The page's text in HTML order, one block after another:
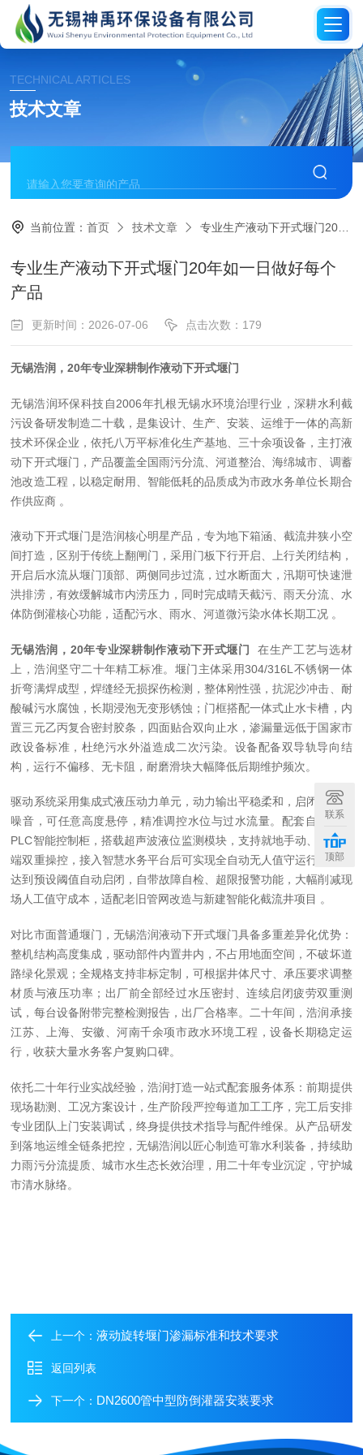
TECHNICAL ARTICLES
技术文章
当前位置：首页 技术文章 专业生产液动下开式堰门20年如一日做好每个产品
专业生产液动下开式堰门20年如一日做好每个
产品
更新时间：2026-07-06 点击次数：179
无锡浩润，20年专业深耕制作液动下开式堰门
无锡浩润环保科技自2006年扎根无锡水环境治理行业，深耕水利截
污设备研发制造二十载，是集设计、生产、安装、运维于一体的高新
技术环保企业，依托八万平标准化生产基地、三十余项设备，主打液
动下开式堰门，产品覆盖全国雨污分流、河道整治、海绵城市、调蓄
池改造工程，以稳定耐用、智能低耗的品质成为市政水务单位长期合
作供应商 。
液动下开式堰门是浩润核心明星产品，专为地下箱涵、截流井狭小空
间打造，区别于传统上翻闸门，采用门板下行开启、上行关闭结构，
开启后水流从堰门顶部、两侧同步过流，过水断面大，汛期可快速泄
洪排涝，有效缓解城市内涝压力，同时完成晴天截污、雨天分流、水
体防倒灌核心功能，适配污水、雨水、河道微污染水体长期工况 。
无锡浩润，20年专业深耕制作液动下开式堰门
在生产工艺与选材
上，浩润坚守二十年精工标准。堰门主体采用304/316L不锈钢一体
折弯满焊成型，焊缝经无损探伤检测，整体刚性强，抗泥沙冲击、耐
酸碱污水腐蚀，长期浸泡无变形锈蚀；门框搭配一体式止水卡槽，内
置三元乙丙复合密封胶条，四面贴合双向止水，渗漏量远低于国家市
政设备标准，杜绝污水外溢造成二次污染。设备配备双导轨导向结
构，运行不偏移、无卡阻，耐磨滑块大幅降低后期维护频次。
驱动系统采用集成式液压动力单元，动力输出平稳柔和，启闭无冲击
噪音，可任意高度悬停，精准调控水位与过水流量。配套自主研发
PLC智能控制柜，搭载超声波液位监测模块，支持就地手动、远程云
端双重操控，接入智慧水务平台后可实现全自动无人值守运行，液位
达到预设阈值自动启闭，自带故障自检、超限报警功能，大幅削减现
场人工值守成本，适配老旧管网改造与新建智能化截流井项目 。
对比市面普通堰门，无锡浩润液动下开式堰门具备多重差异化优势：
整机结构高度集成，驱动部件内置井内，不占用地面空间，不破坏道
路绿化景观；全规格支持非标定制，可根据井体尺寸、承压要求调整
材质与液压功率；出厂前全部经过水压密封、连续启闭疲劳双重测
试，每台设备附带完整检测报告，出厂合格率。二十年间，浩润承接
江苏、上海、安徽、河南千余项市政水环境工程，设备长期稳定运
行，收获大量水务客户复购口碑。
依托二十年行业实战经验，浩润打造一站式配套服务体系：前期提供
现场勘测、工况方案设计，生产阶段严控每道加工工序，完工后安排
专业团队上门安装调试，终身提供技术指导与配件维保。从产品研发
到落地运维全链条把控，无锡浩润以匠心制造可靠水利装备，持续助
力雨污分流提质、城市水生态长效治理，用二十年专业沉淀，守护城
市清水脉络。
上一个：液动旋转堰门渗漏标准和技术要求
返回列表
下一个： DN2600管中型防倒灌器安装要求
联系
顶部